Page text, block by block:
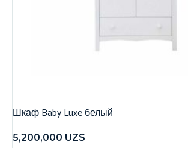
Шкаф Baby Luxe белый
5,200,000 UZS